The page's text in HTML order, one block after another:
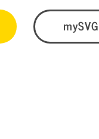
mySVG